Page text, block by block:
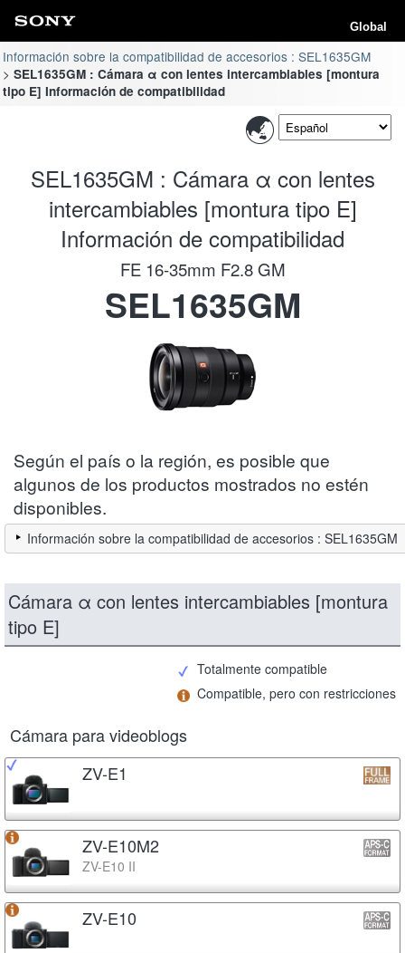
Global
Información sobre la compatibilidad de accesorios : SEL1635GM
SEL1635GM : Cámara α con lentes intercambiables [montura
tipo E] Información de compatibilidad
SEL1635GM : Cámara α con lentes
intercambiables [montura tipo E]
Información de compatibilidad
FE 16-35mm F2.8 GM
SEL1635GM
Según el país o la región, es posible que
algunos de los productos mostrados no estén
disponibles.
Información sobre la compatibilidad de accesorios : SEL1635GM
Cámara α con lentes intercambiables [montura
tipo E]
Totalmente compatible
Compatible, pero con restricciones
Cámara para videoblogs
ZV-E1
ZV-E10M2
ZV-E10 II
ZV-E10